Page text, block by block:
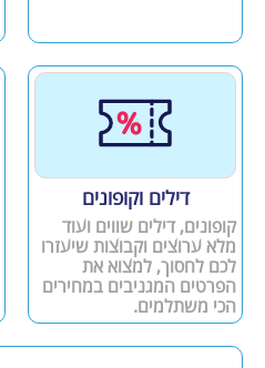
דילים וקופונים
קופונים, דילים שווים ועוד
מלא ערוצים וקבוצות שיעזרו
לכם לחסוך, למצוא את
הפרטים המגניבים במחירים
הכי משתלמים.